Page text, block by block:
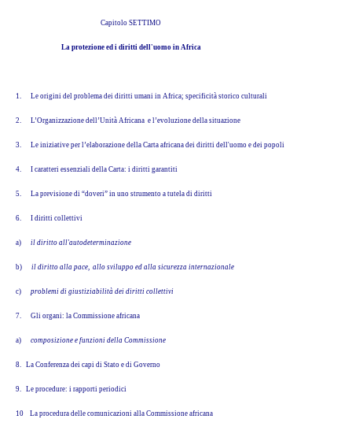
Capitolo SETTIMO
La protezione ed i diritti dell'uomo in Africa
1. Le origini del problema dei diritti umani in Africa; specificità storico culturali
2. L’Organizzazione dell’Unità Africana e l’evoluzione della situazione
3. Le iniziative per l’elaborazione della Carta africana dei diritti dell'uomo e dei popoli
4. I caratteri essenziali della Carta: i diritti garantiti
5. La previsione di “doveri” in uno strumento a tutela di diritti
6. I diritti collettivi
a) il diritto all'autodeterminazione
b) il diritto alla pace, allo sviluppo ed alla sicurezza internazionale
c) problemi di giustiziabilità dei diritti collettivi
7. Gli organi: la Commissione africana
a) composizione e funzioni della Commissione
8. La Conferenza dei capi di Stato e di Governo
9. Le procedure: i rapporti periodici
10 La procedura delle comunicazioni alla Commissione africana